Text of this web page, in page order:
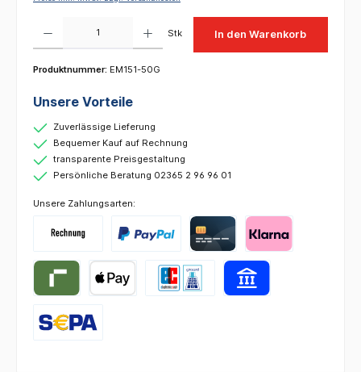
Stk In den Warenkorb
Produktnummer: EM151-50G
Unsere Vorteile
Zuverlässige Lieferung
Bequemer Kauf auf Rechnung
transparente Preisgestaltung
Persönliche Beratung 02365 2 96 96 01
Unsere Zahlungsarten: